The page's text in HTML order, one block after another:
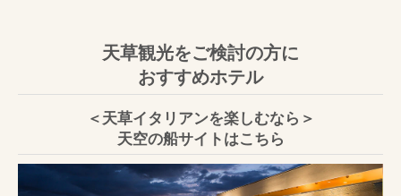
天草観光をご検討の方に
おすすめホテル
＜天草イタリアンを楽しむなら＞
天空の船サイトはこちら